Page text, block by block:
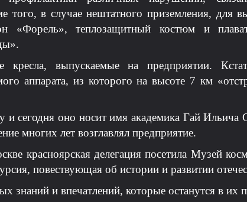
того, в случае нештатного приземления, для
«Форель», теплозащитный костюм и
кресла, выпускаемые на предприятии.
аппарата, из которого на высоте 7 км
сегодня оно носит имя академика Гай Ильича
многих лет возглавлял предприятие.
красноярская делегация посетила Музей
повествующая об истории и развитии
знаний и впечатлений, которые останутся в их